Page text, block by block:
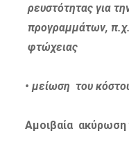
ρευστότητας για
προγραμμάτων,
φτώχειας
• μείωση του
Αμοιβαία